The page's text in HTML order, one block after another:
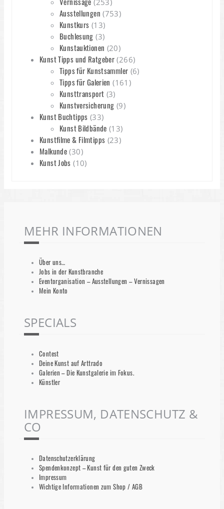
(253)
Ausstellungen (753)
Kunstkurs (13)
Buchlesung (3)
Kunstauktionen (20)
Kunst Tipps und Ratgeber (266)
Tipps für Kunstsammler (6)
Tipps für Galerien (161)
Kunsttransport (3)
Kunstversicherung (9)
Kunst Buchtipps (33)
Kunst Bildbände (13)
Kunstfilme & Filmtipps (23)
Malkunde (30)
Kunst Jobs (10)
MEHR INFORMATIONEN
Über uns…
Jobs in der Kunstbranche
Eventorganisation – Ausstellungen – Vernissagen
Mein Konto
SPECIALS
Contest
Deine Kunst auf Arttrado
Galerien – Die Kunstgalerie im Fokus.
Künstler
IMPRESSUM, DATENSCHUTZ &
CO
Datenschutzerklärung
Spendenkonzept – Kunst für den guten Zweck
Impressum
Wichtige Informationen zum Shop / AGB